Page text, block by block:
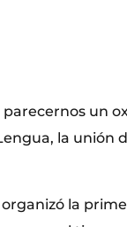
un
la unión
la